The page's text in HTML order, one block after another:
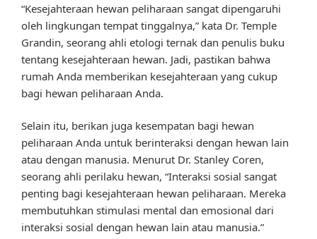
“Kesejahteraan hewan peliharaan sangat dipengaruhi
oleh lingkungan tempat tinggalnya,” kata Dr. Temple
Grandin, seorang ahli etologi ternak dan penulis buku
tentang kesejahteraan hewan. Jadi, pastikan bahwa
rumah Anda memberikan kesejahteraan yang cukup
bagi hewan peliharaan Anda.
Selain itu, berikan juga kesempatan bagi hewan
peliharaan Anda untuk berinteraksi dengan hewan lain
atau dengan manusia. Menurut Dr. Stanley Coren,
seorang ahli perilaku hewan, “Interaksi sosial sangat
penting bagi kesejahteraan hewan peliharaan. Mereka
membutuhkan stimulasi mental dan emosional dari
interaksi sosial dengan hewan lain atau manusia.”